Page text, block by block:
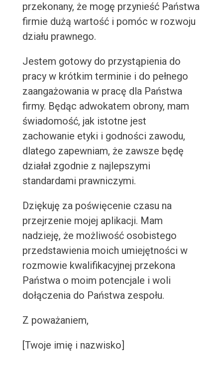
przekonany, że mogę przynieść Państwa
firmie dużą wartość i pomóc w rozwoju
działu prawnego.
Jestem gotowy do przystąpienia do
pracy w krótkim terminie i do pełnego
zaangażowania w pracę dla Państwa
firmy. Będąc adwokatem obrony, mam
świadomość, jak istotne jest
zachowanie etyki i godności zawodu,
dlatego zapewniam, że zawsze będę
działał zgodnie z najlepszymi
standardami prawniczymi.
Dziękuję za poświęcenie czasu na
przejrzenie mojej aplikacji. Mam
nadzieję, że możliwość osobistego
przedstawienia moich umiejętności w
rozmowie kwalifikacyjnej przekona
Państwa o moim potencjale i woli
dołączenia do Państwa zespołu.
Z poważaniem,
[Twoje imię i nazwisko]